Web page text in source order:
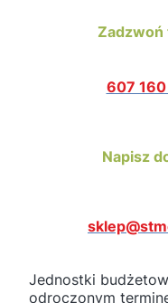
Zadzwoń
607 160
Napisz
Jednostki
odroczonym